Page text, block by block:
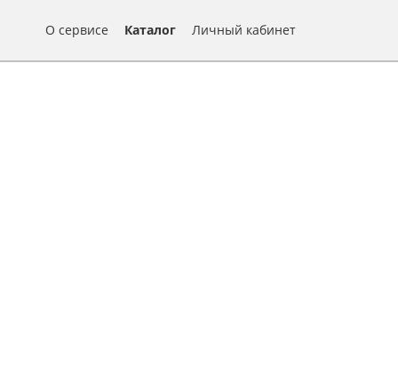
О сервисе Каталог Личный кабинет